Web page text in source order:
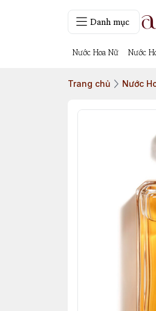
Danh mục
Nước Hoa Nữ Nước
Trang chủ Nước